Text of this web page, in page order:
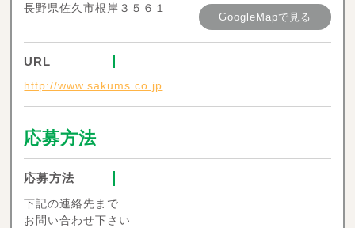
長野県佐久市根岸３５６１
GoogleMapで見る
URL
http://www.sakums.co.jp
応募方法
応募方法
下記の連絡先まで
お問い合わせ下さい